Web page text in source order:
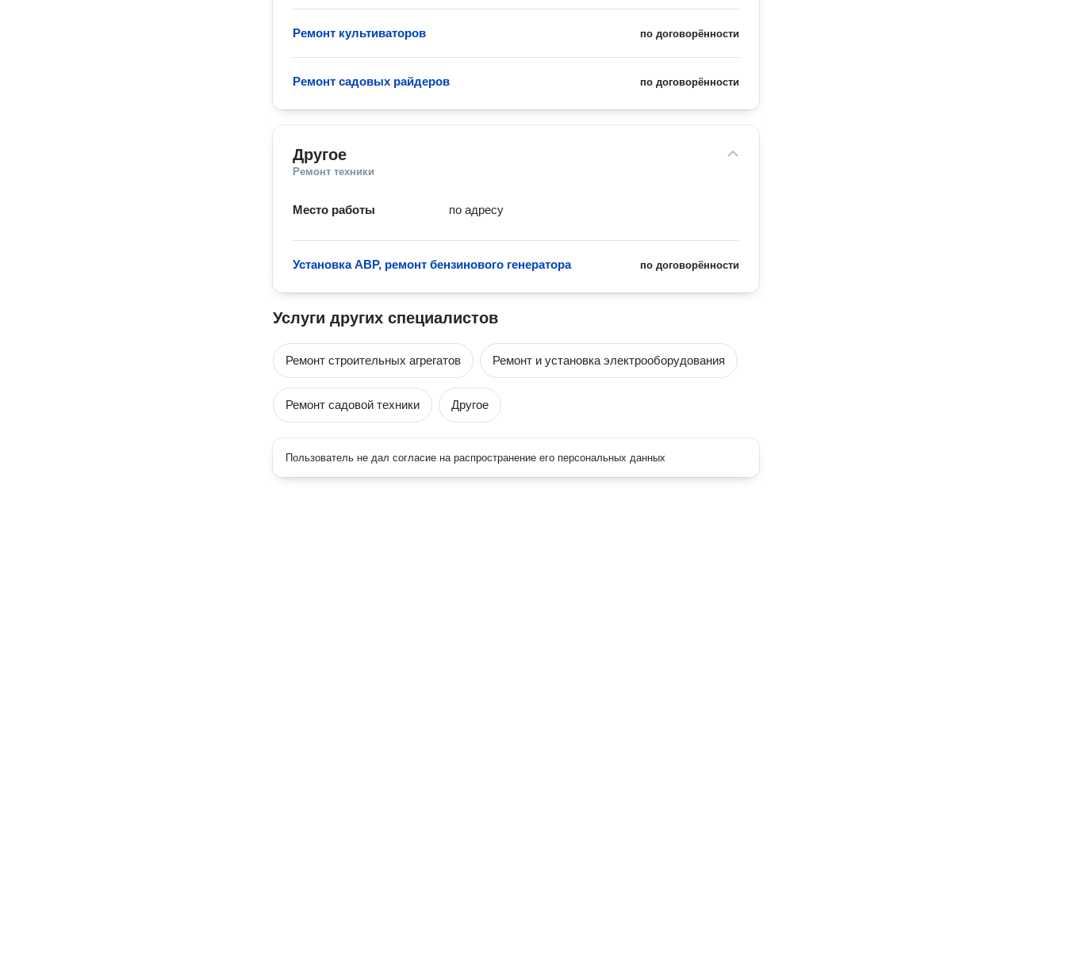
по договорённости
Ремонт культиваторов
по договорённости
Ремонт садовых райдеров
Другое
Ремонт техники
Место работы по адресу
по договорённости
Установка АВР, ремонт бензинового генератора
Услуги других специалистов
Ремонт строительных агрегатов Ремонт и установка электрооборудования
Ремонт садовой техники Другое
Пользователь не дал согласие на распространение его персональных данных